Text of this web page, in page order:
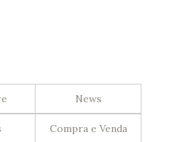
News
Compra e Venda